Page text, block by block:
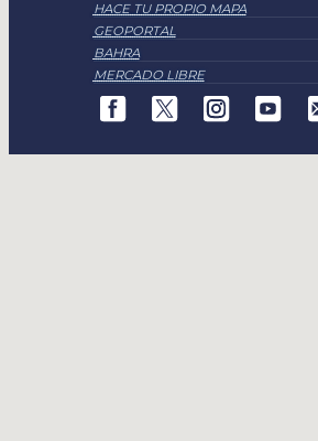
HACE TU PROPIO MAPA
GEOPORTAL
BAHRA
MERCADO LIBRE